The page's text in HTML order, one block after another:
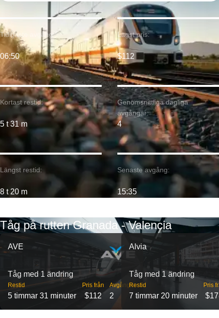
Kortast restid:
5 t 31 m
Tidigaste avgång:
06:50
Längst restid:
8 t 20 m
Lägst pris:
$112
Genomsnittliga dagliga
avgångar:
4
Senaste avgång:
15:35
Tåg på rutten Granada - Valencia
AVE
Tåg med 1 ändring
Restid
5 timmar 31 minuter
Pris från
$112
Avgångar
2
Alvia
Tåg med 1 ändring
Restid
7 timmar 20 minuter
Pris